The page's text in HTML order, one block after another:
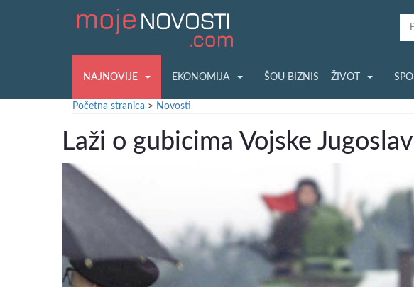
NAJNOVIJE EKONOMIJA ŠOU BIZNIS ŽIVOT
Početna stranica > Novosti
Laži o gubicima Vojske